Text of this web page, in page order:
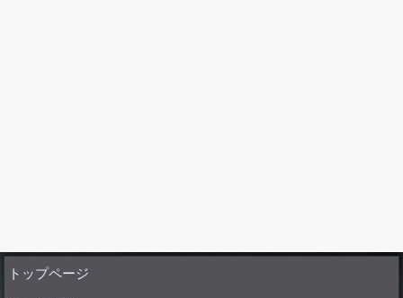
トップページ